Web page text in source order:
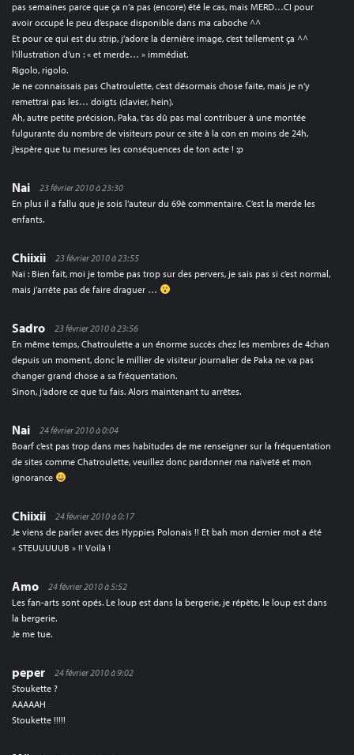
pas semaines parce que ça n’a pas (encore) été le cas, mais MERD…CI pour
avoir occupé le peu d’espace disponible dans ma caboche ^^
Et pour ce qui est du strip, j’adore la dernière image, c’est tellement ça ^^
l’illustration d’un : « et merde… » immédiat.
Rigolo, rigolo.
Je ne connaissais pas Chatroulette, c’est désormais chose faite, mais je n’y
remettrai pas les… doigts (clavier, hein).
Ah, autre petite précision, Paka, t’as dû pas mal contribuer à une montée
fulgurante du nombre de visiteurs pour ce site à la con en moins de 24h,
j’espère que tu mesures les conséquences de ton acte ! :p
Nai
23 février 2010 à 23:30
En plus il a fallu que je sois l’auteur du 69è commentaire. C’est la merde les
enfants.
Chiixii
23 février 2010 à 23:55
Nai : Bien fait, moi je tombe pas trop sur des pervers, je sais pas si c’est normal,
mais j’arrête pas de faire draguer …
Sadro
23 février 2010 à 23:56
En même temps, Chatroulette a un énorme succès chez les membres de 4chan
depuis un moment, donc le millier de visiteur journalier de Paka ne va pas
changer grand chose a sa fréquentation.
Sinon, j’adore ce que tu fais. Alors maintenant tu arrêtes.
Nai
24 février 2010 à 0:04
Boarf c’est pas trop dans mes habitudes de me renseigner sur la fréquentation
de sites comme Chatroulette, veuillez donc pardonner ma naïveté et mon
ignorance
Chiixii
24 février 2010 à 0:17
Je viens de parler avec des Hyppies Polonais !! Et bah mon dernier mot a été
« STEUUUUUB » !! Voilà !
Amo
24 février 2010 à 5:52
Les fan-arts sont opés. Le loup est dans la bergerie, je répète, le loup est dans
la bergerie.
Je me tue.
peper
24 février 2010 à 9:02
Stoukette ?
AAAAAH
Stoukette !!!!!